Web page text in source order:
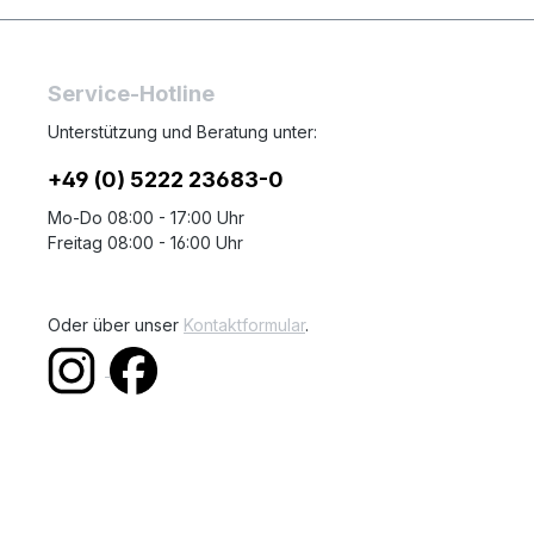
Service-Hotline
Unterstützung und Beratung unter:
+49 (0) 5222 23683-0
Mo-Do 08:00 - 17:00 Uhr
Freitag 08:00 - 16:00 Uhr
Oder über unser Kontaktformular.